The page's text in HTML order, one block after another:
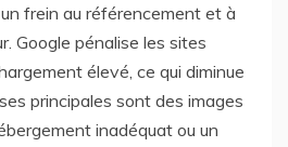
frein au référencement et à
Google pénalise les sites
élevé, ce qui diminue
principales sont des images
inadéquat ou un